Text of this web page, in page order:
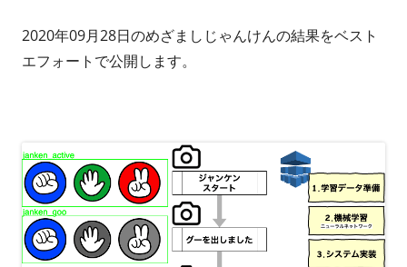
2020年09月28日のめざましじゃんけんの結果をベスト
エフォートで公開します。